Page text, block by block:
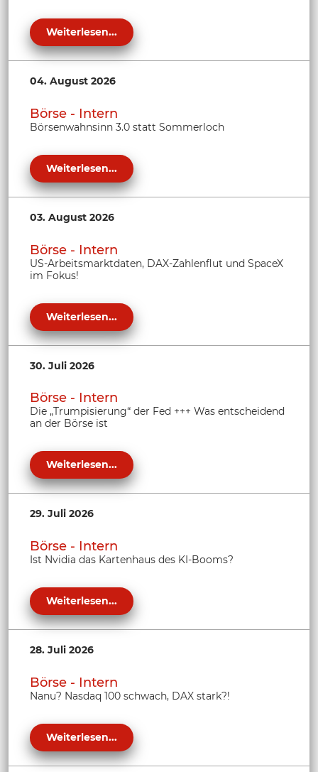
Weiterlesen...
04. August 2026
Börse - Intern
Börsenwahnsinn 3.0 statt Sommerloch
Weiterlesen...
03. August 2026
Börse - Intern
US-Arbeitsmarktdaten, DAX-Zahlenflut und SpaceX
im Fokus!
Weiterlesen...
30. Juli 2026
Börse - Intern
Die „Trumpisierung“ der Fed +++ Was entscheidend
an der Börse ist
Weiterlesen...
29. Juli 2026
Börse - Intern
Ist Nvidia das Kartenhaus des KI-Booms?
Weiterlesen...
28. Juli 2026
Börse - Intern
Nanu? Nasdaq 100 schwach, DAX stark?!
Weiterlesen...